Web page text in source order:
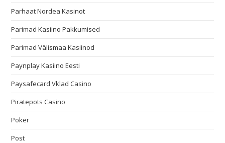
Parhaat Nordea Kasinot
Parimad Kasiino Pakkumised
Parimad Välismaa Kasiinod
Paynplay Kasiino Eesti
Paysafecard Vklad Casino
Piratepots Casino
Poker
Post